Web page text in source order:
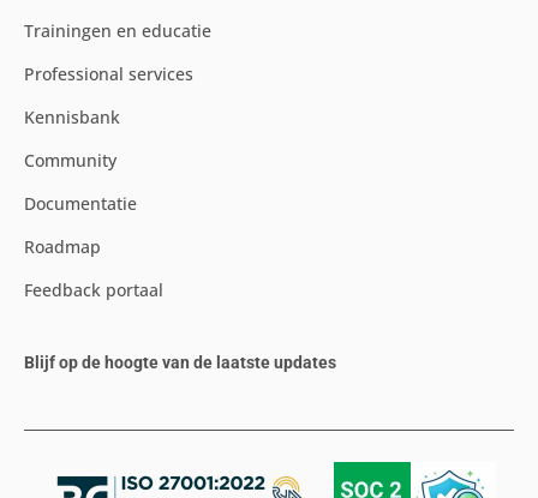
Trainingen en educatie
Professional services
Kennisbank
Community
Documentatie
Roadmap
Feedback portaal
Blijf op de hoogte van de laatste updates